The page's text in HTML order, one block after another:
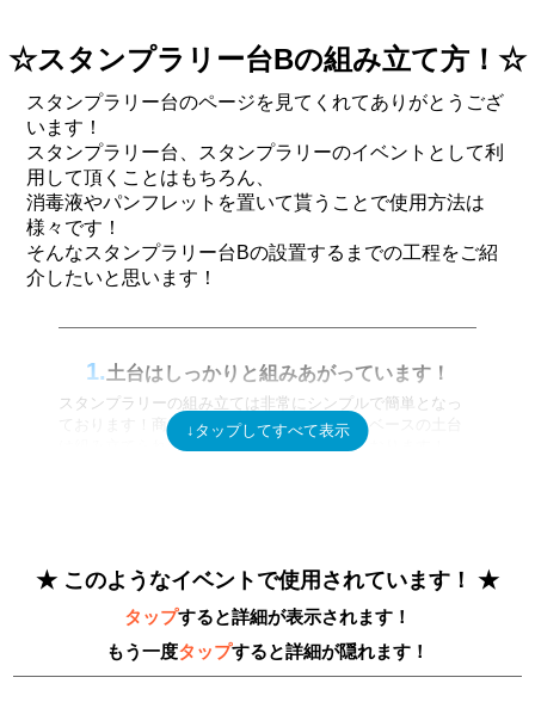
「A1、A3、B3」サイズのポスターもすっぽりと入ること
が出来るので宣伝にご使用頂くのに大活躍ですよ！
Bタイプだとなんと、台が取り外せるんです！取り外す機
会は少ないのかもしれないですがコードをくぐらせるのに
スタンプラリー台の背板部分にポスターの入れ方をご紹介
まずスタンプラリー台の上部に棒金具があり、取り外すこ
とが出来ます！
棒の少ししたの両脇に黒い丸いプラスチック製の飛び出て
いるところがありますね！
3.ポスターを入れます！
上部の棒金具を外せたら、ポスターをストンと入れます！
☆スタンプラリー台Bの組み立て方！☆
スタンプラリー台のページを見てくれてありがとうござ
います！
スタンプラリー台、スタンプラリーのイベントとして利
用して頂くことはもちろん、
消毒液やパンフレットを置いて貰うことで使用方法は
様々です！
そんなスタンプラリー台Bの設置するまでの工程をご紹
介したいと思います！
1.土台はしっかりと組みあがっています！
スタンプラリーの組み立ては非常にシンプルで簡単となっ
ております！商品をお届けさせて頂く時からベースの土台
は組み立てられた状態でお届けさせて頂いております！
背板部分の一番上の両サイドを見て貰うと、六角レンチの
差込口があります！
そちらに六角レンチを差し込みクルクルと両側を回すと上
部の棒が外れます！
このようなイベントで使用されています！
タップすると詳細が表示されます！
もう一度タップすると詳細が隠れます！